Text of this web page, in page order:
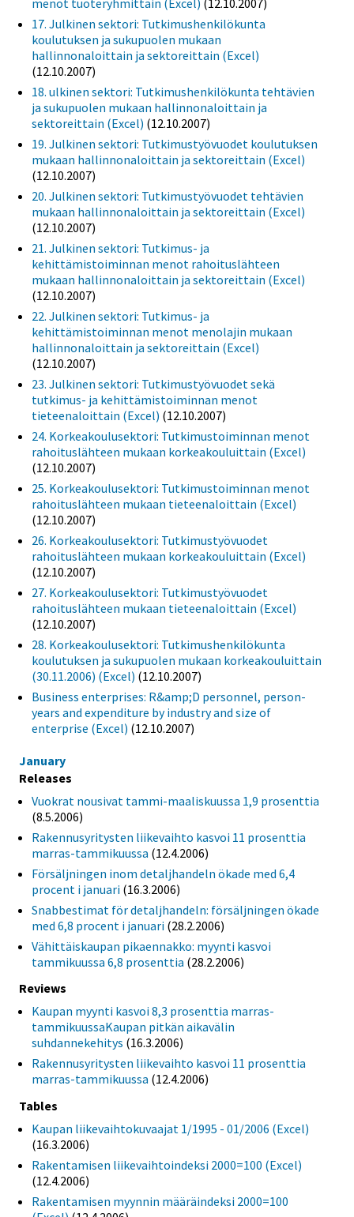
17. Julkinen sektori: Tutkimushenkilökunta
koulutuksen ja sukupuolen mukaan
hallinnonaloittain ja sektoreittain (Excel)
(12.10.2007)
18. ulkinen sektori: Tutkimushenkilökunta tehtävien
ja sukupuolen mukaan hallinnonaloittain ja
sektoreittain (Excel) (12.10.2007)
19. Julkinen sektori: Tutkimustyövuodet koulutuksen
mukaan hallinnonaloittain ja sektoreittain (Excel)
(12.10.2007)
20. Julkinen sektori: Tutkimustyövuodet tehtävien
mukaan hallinnonaloittain ja sektoreittain (Excel)
(12.10.2007)
21. Julkinen sektori: Tutkimus- ja
kehittämistoiminnan menot rahoituslähteen
mukaan hallinnonaloittain ja sektoreittain (Excel)
(12.10.2007)
22. Julkinen sektori: Tutkimus- ja
kehittämistoiminnan menot menolajin mukaan
hallinnonaloittain ja sektoreittain (Excel)
(12.10.2007)
23. Julkinen sektori: Tutkimustyövuodet sekä
tutkimus- ja kehittämistoiminnan menot
tieteenaloittain (Excel) (12.10.2007)
24. Korkeakoulusektori: Tutkimustoiminnan menot
rahoituslähteen mukaan korkeakouluittain (Excel)
(12.10.2007)
25. Korkeakoulusektori: Tutkimustoiminnan menot
rahoituslähteen mukaan tieteenaloittain (Excel)
(12.10.2007)
26. Korkeakoulusektori: Tutkimustyövuodet
rahoituslähteen mukaan korkeakouluittain (Excel)
(12.10.2007)
27. Korkeakoulusektori: Tutkimustyövuodet
rahoituslähteen mukaan tieteenaloittain (Excel)
(12.10.2007)
28. Korkeakoulusektori: Tutkimushenkilökunta
koulutuksen ja sukupuolen mukaan korkeakouluittain
(30.11.2006) (Excel) (12.10.2007)
Business enterprises: R&amp;D personnel, person-
years and expenditure by industry and size of
enterprise (Excel) (12.10.2007)
January
Releases
Vuokrat nousivat tammi-maaliskuussa 1,9 prosenttia
(8.5.2006)
Rakennusyritysten liikevaihto kasvoi 11 prosenttia
marras-tammikuussa (12.4.2006)
Försäljningen inom detaljhandeln ökade med 6,4
procent i januari (16.3.2006)
Snabbestimat för detaljhandeln: försäljningen ökade
med 6,8 procent i januari (28.2.2006)
Vähittäiskaupan pikaennakko: myynti kasvoi
tammikuussa 6,8 prosenttia (28.2.2006)
Reviews
Kaupan myynti kasvoi 8,3 prosenttia marras-
tammikuussaKaupan pitkän aikavälin
suhdannekehitys (16.3.2006)
Rakennusyritysten liikevaihto kasvoi 11 prosenttia
marras-tammikuussa (12.4.2006)
Tables
Kaupan liikevaihtokuvaajat 1/1995 - 01/2006 (Excel)
(16.3.2006)
Rakentamisen liikevaihtoindeksi 2000=100 (Excel)
(12.4.2006)
Rakentamisen myynnin määräindeksi 2000=100